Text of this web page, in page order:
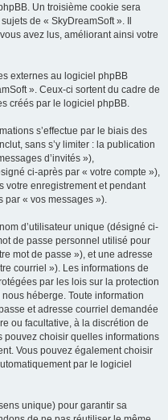
Un troisième cookie sera
de « SkyDreamSoft ». Il
avez lus, améliorant ainsi votre
externes au logiciel phpBB
». Ceux-ci sortent du cadre de
créés par le logiciel phpBB.
s’effectue par le biais des
sans s’y limiter : la publication
d’invités »),
ci-après par « votre compte »),
votre enregistrement et pendant
par « vos messages »).
d’utilisateur unique (désigné ci-
de passe personnel utilisé pour
mot de passe »), et une adresse
courriel »). Les informations de
par les lois sur la protection
héberge. Toute information
et adresse courriel demandée
ou facultative, à la discrétion de
pouvez choisir quelles informations
Vous pouvez également choisir
par le logiciel
unique) pour garantir sa